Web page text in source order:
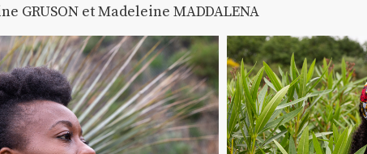
GRUSON et Madeleine MADDALENA